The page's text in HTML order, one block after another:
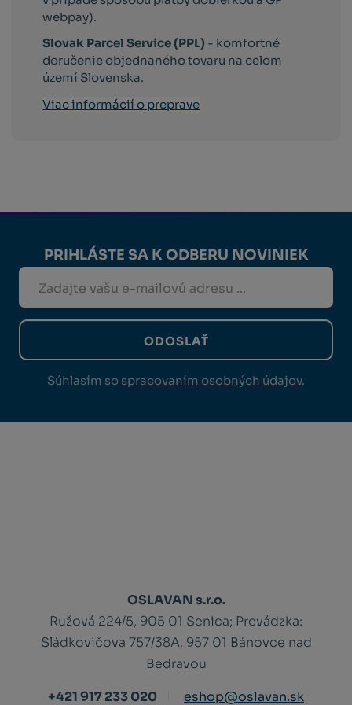
webpay).
Slovak Parcel Service (PPL) - komfortné
doručenie objednaného tovaru na celom
území Slovenska.
Viac informácií o preprave
PRIHLÁSTE SA K ODBERU NOVINIEK
ODOSLAŤ
Súhlasím so spracovaním osobných údajov.
OSLAVAN s.r.o.
Ružová 224/5, 905 01 Senica; Prevádzka:
Sládkovičova 757/38A, 957 01 Bánovce nad
Bedravou
+421 917 233 020
eshop@oslavan.sk